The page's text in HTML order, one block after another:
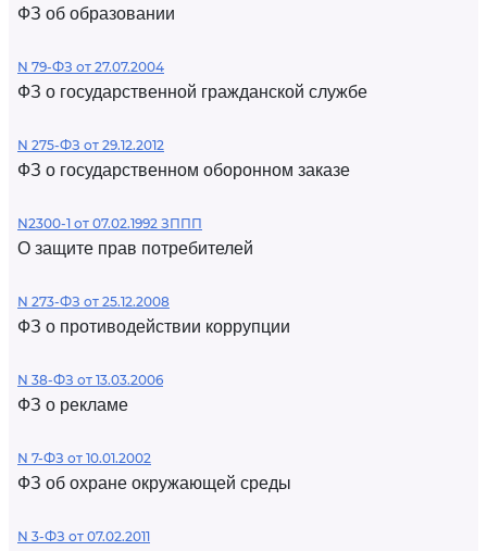
ФЗ об образовании
N 79-ФЗ от 27.07.2004
ФЗ о государственной гражданской службе
N 275-ФЗ от 29.12.2012
ФЗ о государственном оборонном заказе
N2300-1 от 07.02.1992 ЗППП
О защите прав потребителей
N 273-ФЗ от 25.12.2008
ФЗ о противодействии коррупции
N 38-ФЗ от 13.03.2006
ФЗ о рекламе
N 7-ФЗ от 10.01.2002
ФЗ об охране окружающей среды
N 3-ФЗ от 07.02.2011